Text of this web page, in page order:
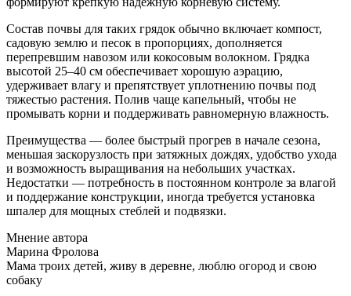
Состав почвы для таких грядок обычно включает компост,
садовую землю и песок в пропорциях, дополняется
перепревшим навозом или кокосовым волокном. Грядка
высотой 25–40 см обеспечивает хорошую аэрацию,
удерживает влагу и препятствует уплотнению почвы под
тяжестью растения. Полив чаще капельный, чтобы не
промывать корни и поддерживать равномерную влажность.
Преимущества — более быстрый прогрев в начале сезона,
меньшая заскорузлость при затяжных дождях, удобство ухода
и возможность выращивания на небольших участках.
Недостатки — потребность в постоянном контроле за влагой
и поддержание конструкции, иногда требуется установка
шпалер для мощных стеблей и подвязки.
Мнение автора
Марина Фролова
Мама троих детей, живу в деревне, люблю огород и свою
собаку